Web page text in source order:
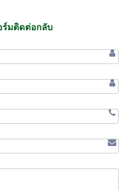
ร์มติดต่อกลับ